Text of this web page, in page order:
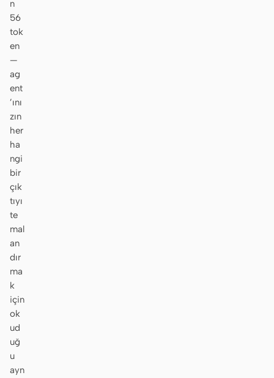
n
56
tok
en
—
ag
ent
’ını
zın
her
ha
ngi
bir
çık
tıyı
te
mal
an
dır
ma
k
için
ok
ud
uğ
u
ayn